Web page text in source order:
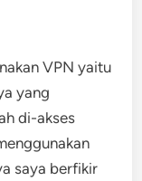
VPN yaitu
yang
di-akses
saya berfikir